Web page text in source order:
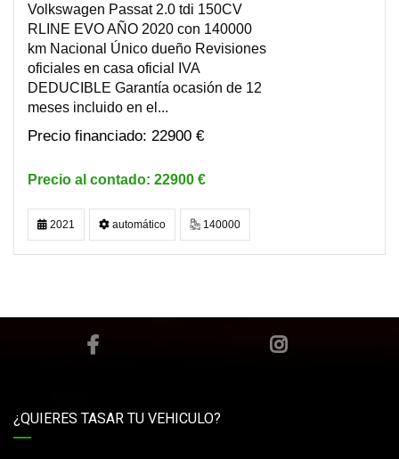
Volkswagen Passat 2.0 tdi 150CV
RLINE EVO AÑO 2020 con 140000
km Nacional Único dueño Revisiones
oficiales en casa oficial IVA
DEDUCIBLE Garantía ocasión de 12
meses incluido en el...
22900 €
22900 €
2021 automático 140000
¿QUIERES TASAR TU VEHICULO?